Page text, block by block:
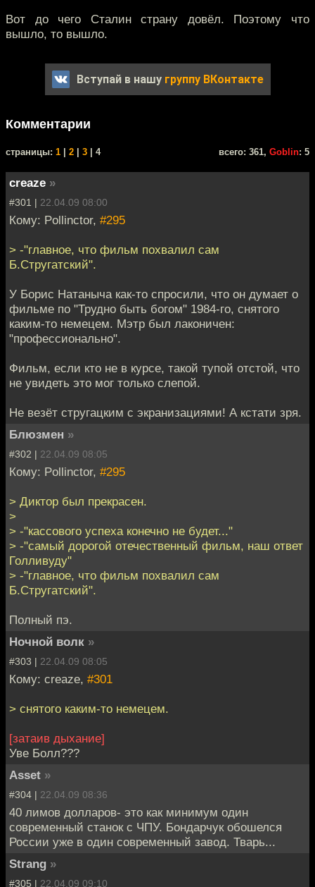
Вот до чего Сталин страну довёл. Поэтому что
вышло, то вышло.
Вступай в нашу группу ВКонтакте
Комментарии
cтраницы: 1 2 3 | 4 всего: 361, Goblin: 5
creaze »
#301 | 22.04.09 08:00
Кому: Pollinctor, #295
> -"главное, что фильм похвалил сам
Б.Стругатский".
У Борис Натаныча как-то спросили, что он думает о
фильме по "Трудно быть богом" 1984-го, снятого
каким-то немецем. Мэтр был лаконичен:
"профессионально".
Фильм, если кто не в курсе, такой тупой отстой, что
не увидеть это мог только слепой.
Не везёт стругацким с экранизациями! А кстати зря.
Блюзмен »
#302 | 22.04.09 08:05
Кому: Pollinctor, #295
> Диктор был прекрасен.
>
> -"кассового успеха конечно не будет..."
> -"самый дорогой отечественный фильм, наш ответ
Голливуду"
> -"главное, что фильм похвалил сам
Б.Стругатский".
Полный пэ.
Ночной волк »
#303 | 22.04.09 08:05
Кому: creaze, #301
> снятого каким-то немецем.
[затаив дыхание]
Уве Болл???
Asset »
#304 | 22.04.09 08:36
40 лимов долларов- это как минимум один
современный станок с ЧПУ. Бондарчук обошелся
России уже в один современный завод. Тварь...
Strang »
#305 | 22.04.09 09:10